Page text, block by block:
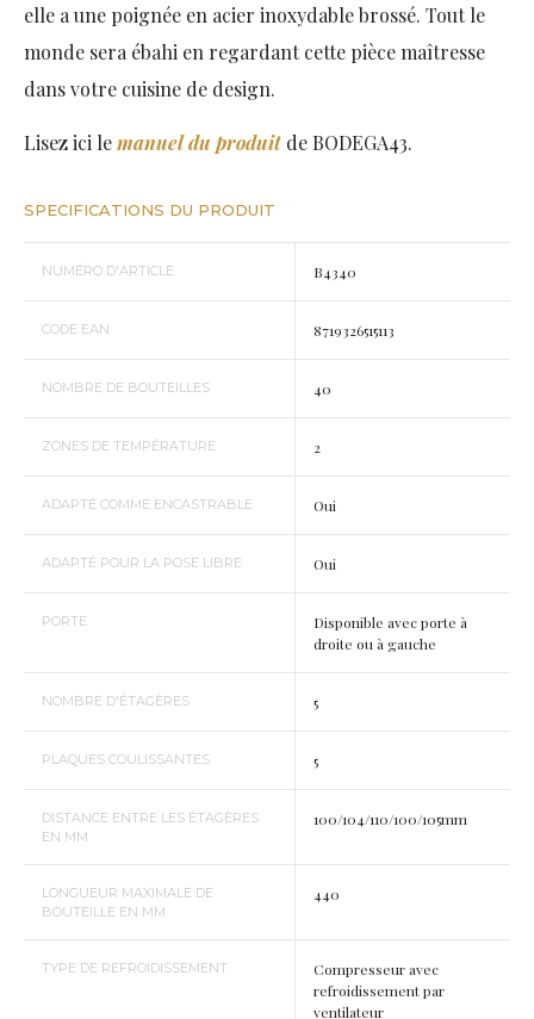
elle a une poignée en acier inoxydable brossé. Tout le
monde sera ébahi en regardant cette pièce maîtresse
dans votre cuisine de design.
Lisez ici lemanuel du produit de BODEGA43.
SPECIFICATIONS DU PRODUIT
NUMÉRO D'ARTICLE B4340
CODE EAN 8719326515113
NOMBRE DE BOUTEILLES 40
ZONES DE TEMPÉRATURE 2
ADAPTÉ COMME ENCASTRABLE Oui
ADAPTÉ POUR LA POSE LIBRE Oui
PORTE
Disponible avec porte à
droite ou à gauche
NOMBRE D'ÉTAGÈRES 5
PLAQUES COULISSANTES 5
DISTANCE ENTRE LES ÉTAGÈRES
EN MM
100/104/110/100/105mm
LONGUEUR MAXIMALE DE
BOUTEILLE EN MM
440
TYPE DE REFROIDISSEMENT
Compresseur avec
refroidissement par
ventilateur